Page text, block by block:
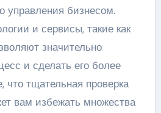
управления бизнесом.
и сервисы, такие как
значительно
и сделать его более
тщательная проверка
вам избежать множества